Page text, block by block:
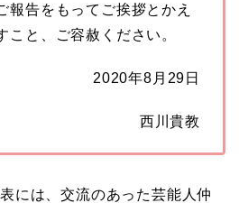
報告をもってご挨拶とかえ
こと、ご容赦ください。
2020年8月29日
西川貴教
には、交流のあった芸能人仲